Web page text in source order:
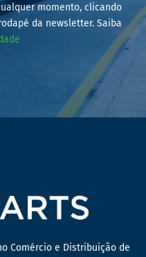
momento, clicando
da newsletter. Saiba
Comércio e Distribuição de